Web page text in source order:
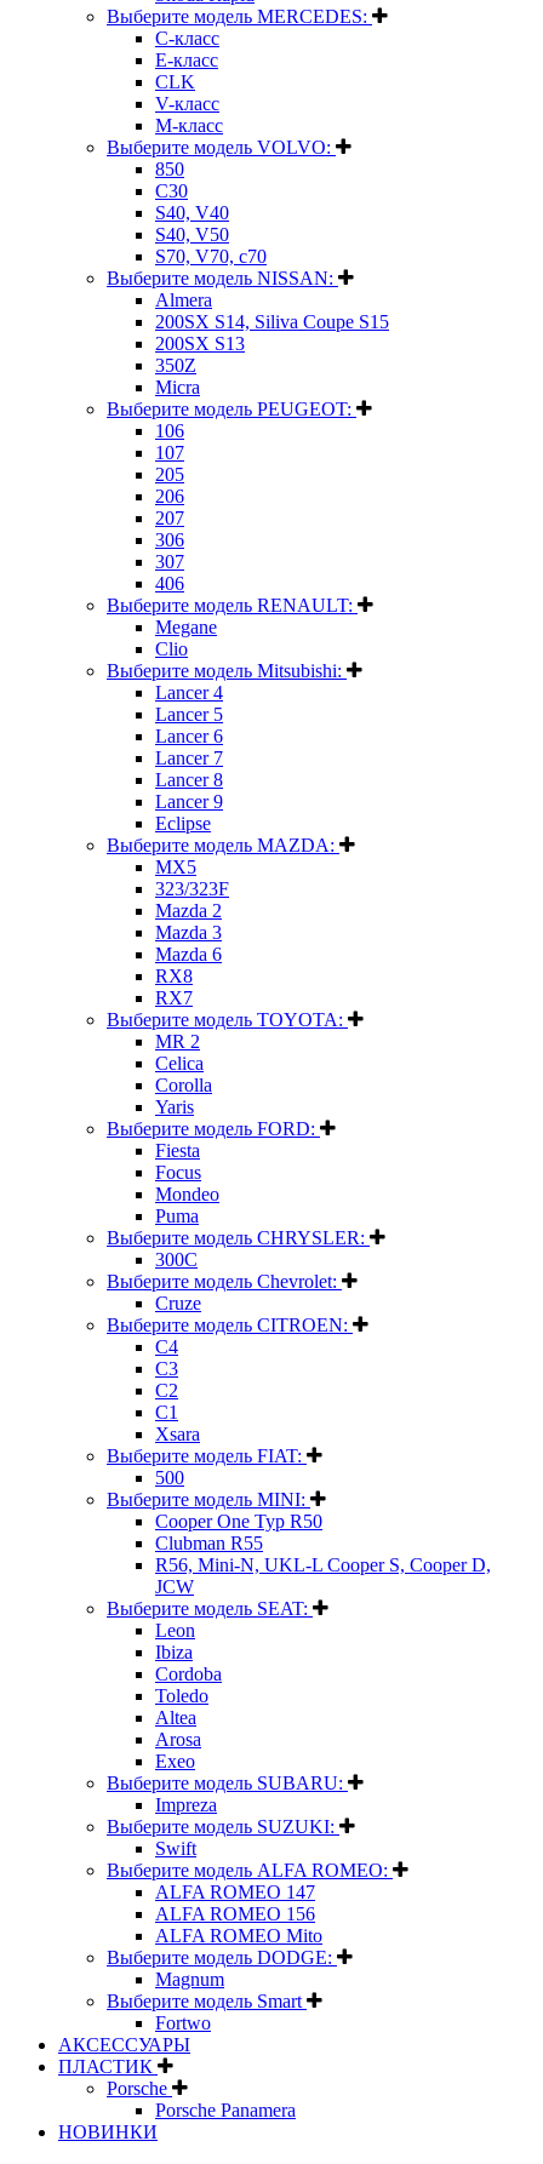
Выберите модель MERCEDES:
C-класс
E-класс
CLK
V-класс
M-класс
Выберите модель VOLVO:
850
C30
S40, V40
S40, V50
S70, V70, c70
Выберите модель NISSAN:
Almera
200SX S14, Siliva Coupe S15
200SX S13
350Z
Micra
Выберите модель PEUGEOT:
106
107
205
206
207
306
307
406
Выберите модель RENAULT:
Megane
Clio
Выберите модель Mitsubishi:
Lancer 4
Lancer 5
Lancer 6
Lancer 7
Lancer 8
Lancer 9
Eclipse
Выберите модель MAZDA:
MX5
323/323F
Mazda 2
Mazda 3
Mazda 6
RX8
RX7
Выберите модель TOYOTA:
MR 2
Celica
Corolla
Yaris
Выберите модель FORD:
Fiesta
Focus
Mondeo
Puma
Выберите модель CHRYSLER:
300C
Выберите модель Chevrolet:
Cruze
Выберите модель CITROEN:
C4
C3
C2
C1
Xsara
Выберите модель FIAT:
500
Выберите модель MINI:
Cooper One Typ R50
Clubman R55
R56, Mini-N, UKL-L Cooper S, Cooper D,
JCW
Выберите модель SEAT:
Leon
Ibiza
Cordoba
Toledo
Altea
Arosa
Exeo
Выберите модель SUBARU:
Impreza
Выберите модель SUZUKI:
Swift
Выберите модель ALFA ROMEO:
ALFA ROMEO 147
ALFA ROMEO 156
ALFA ROMEO Mito
Выберите модель DODGE:
Magnum
Выберите модель Smart
Fortwo
АКСЕССУАРЫ
ПЛАСТИК
Porsche
Porsche Panamera
НОВИНКИ